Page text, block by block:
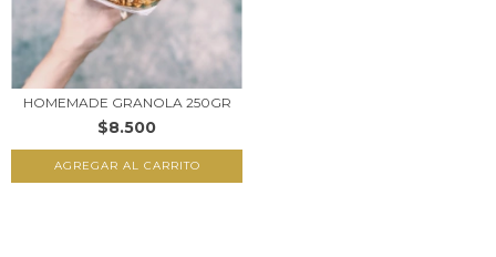
HOMEMADE GRANOLA 250GR
$8.500
AGREGAR AL CARRITO